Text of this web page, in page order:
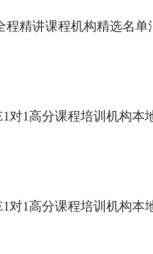
精讲课程机构精选名单
对1高分课程培训机构本
对1高分课程培训机构本